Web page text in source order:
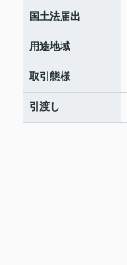
国土法届出
用途地域
取引態様
引渡し